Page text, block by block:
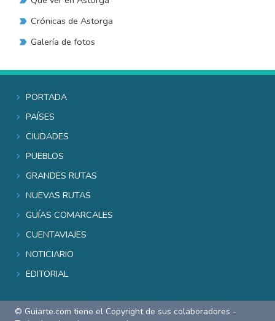
Crónicas de Astorga
Galería de fotos
Portada
Países
Ciudades
Pueblos
Grandes rutas
Nuevas rutas
Guías comarcales
Cuentaviajes
Noticiario
Editorial
© Guiarte.com tiene el Copyright de sus colaboradores -